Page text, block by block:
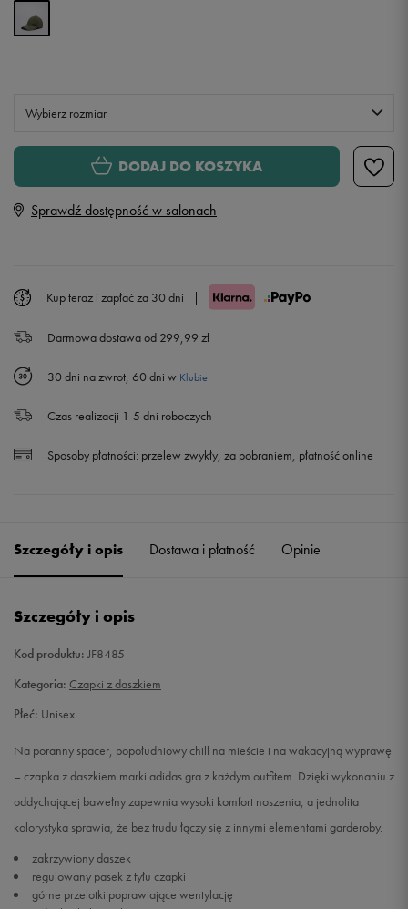
Wybierz rozmiar
Rozmiary EU Rozmiary US
DODAJ DO KOSZYKA
Sprawdź dostępność w salonach
Kup teraz i zapłać za 30 dni |
Darmowa dostawa od 299,99 zł
30 dni na zwrot, 60 dni w Klubie
Czas realizacji 1-5 dni roboczych
Sposoby płatności: przelew zwykły, za pobraniem, płatność online
Szczegóły i opis Dostawa i płatność Opinie
Szczegóły i opis
Kod produktu:JF8485
Kategoria: Czapki z daszkiem
Płeć: Unisex
Na poranny spacer, popołudniowy chill na mieście i na wakacyjną wyprawę
– czapka z daszkiem marki adidas gra z każdym outfitem. Dzięki wykonaniu z
oddychającej bawełny zapewnia wysoki komfort noszenia, a jednolita
kolorystyka sprawia, że bez trudu łączy się z innymi elementami garderoby.
zakrzywiony daszek
regulowany pasek z tyłu czapki
górne przelotki poprawiające wentylację